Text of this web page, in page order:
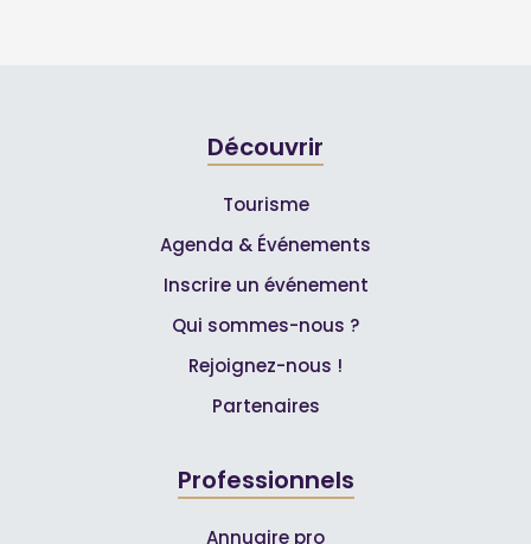
Découvrir
Tourisme
Agenda & Événements
Inscrire un événement
Qui sommes-nous ?
Rejoignez-nous !
Partenaires
Professionnels
Annuaire pro